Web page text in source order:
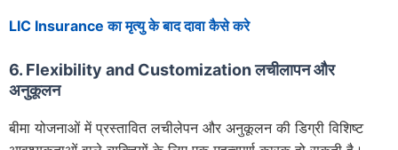
LIC Insurance का मृत्यु के बाद दावा कैसे करे
6. Flexibility and Customization लचीलापन और
अनुकूलन
बीमा योजनाओं में प्रस्तावित लचीलेपन और अनुकूलन की डिग्री विशिष्ट